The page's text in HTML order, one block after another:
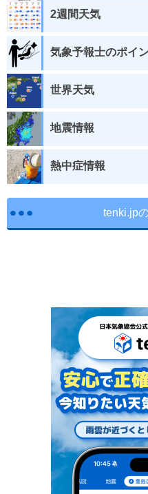
2週間天気
気象予報士のポイ
世界天気
地震情報
熱中症情報
tenki.jp